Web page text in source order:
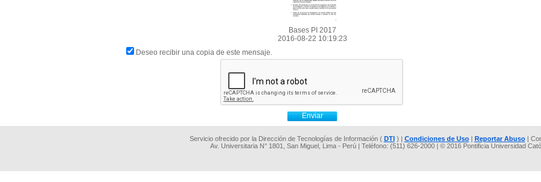
Bases PI 2017
2016-08-22 10:19:23
Deseo recibir una copia de este mensaje.
Servicio ofrecido por la Dirección de Tecnologías de Información ( DTI) | Condiciones de Uso| Reportar Abuso|
Av. Universitaria N° 1801, San Miguel, Lima - Perú | Teléfono: (511) 626-2000 | © 2016 Pontificia Universidad